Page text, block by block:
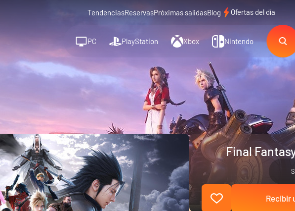
TendenciasReservasPróximas salidasBlog Ofertas del día
PC PlayStation Xbox Nintendo
Final
Recibir